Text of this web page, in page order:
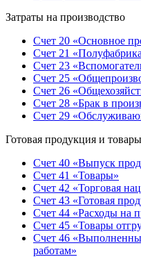
Затраты на производство
Счет 20 «Основное
Счет 21
Счет 23
Счет 25
Счет 26
Счет 28 «Брак в
Счет 29
Готовая продукция и товары
Счет 40 «Выпуск
Счет 41 «Товары»
Счет 42 «Торговая
Счет 43 «Готовая
Счет 44 «Расходы на
Счет 45 «Товары
Счет 46
работам»